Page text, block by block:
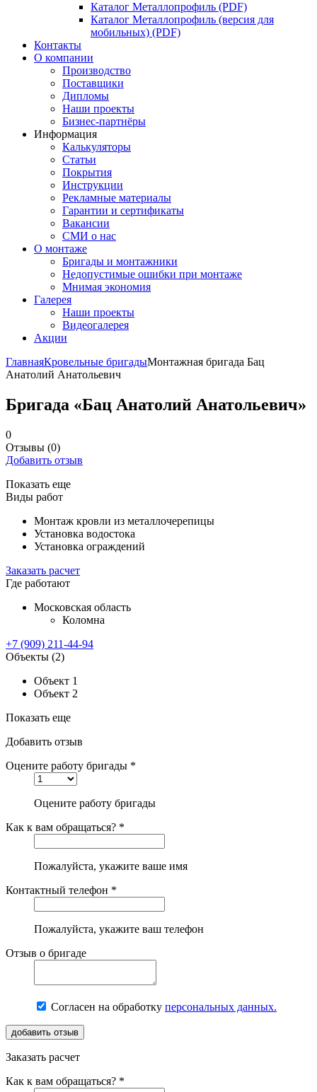
Каталог Металлопрофиль (PDF)
Каталог Металлопрофиль (версия для
мобильных) (PDF)
Контакты
О компании
Производство
Поставщики
Дипломы
Наши проекты
Бизнес-партнёры
Информация
Калькуляторы
Статьи
Покрытия
Инструкции
Рекламные материалы
Гарантии и сертификаты
Вакансии
СМИ о нас
О монтаже
Бригады и монтажники
Недопустимые ошибки при монтаже
Мнимая экономия
Галерея
Наши проекты
Видеогалерея
Акции
ГлавнаяКровельные бригадыМонтажная бригада Бац
Анатолий Анатольевич
Бригада «Бац Анатолий Анатольевич»
0
Отзывы (0)
Добавить отзыв
Показать еще
Виды работ
Монтаж кровли из металлочерепицы
Установка водостока
Установка ограждений
Заказать расчет
Где работают
Московская область
Коломна
+7 (909) 211-44-94
Объекты (2)
Объект 1
Объект 2
Показать еще
Добавить отзыв
Оцените работу бригады *
Оцените работу бригады
Как к вам обращаться? *
Пожалуйста, укажите ваше имя
Контактный телефон *
Пожалуйста, укажите ваш телефон
Отзыв о бригаде
Согласен на обработку персональных данных.
Заказать расчет
Как к вам обращаться? *